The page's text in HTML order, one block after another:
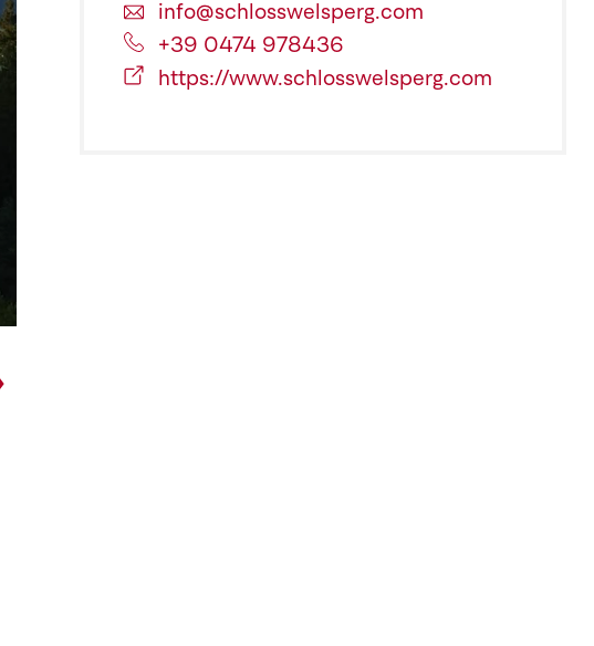
info@schlosswelsperg.com
+39 0474 978436
https://www.schlosswelsperg.com